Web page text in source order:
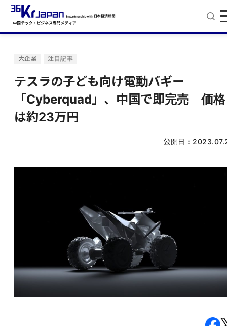
大企業 注目記事
テスラの子ども向け電動バギー
「Cyberquad」、中国で即完売 価格
は約23万円
公開日：